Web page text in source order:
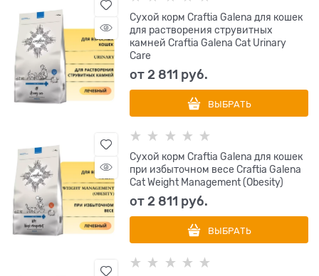
Сухой корм Craftia Galena для кошек
для растворения струвитных
камней Craftia Galena Cat Urinary
Care
от2 811 руб.
ВЫБРАТЬ
Сухой корм Craftia Galena для кошек
при избыточном весе Craftia Galena
Cat Weight Management (Obesity)
от2 811 руб.
ВЫБРАТЬ